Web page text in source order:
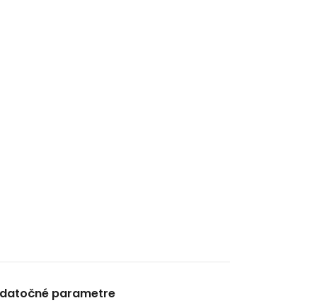
parametre